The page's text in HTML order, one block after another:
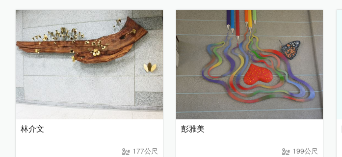
林介文
177公尺
彭雅美
199公尺